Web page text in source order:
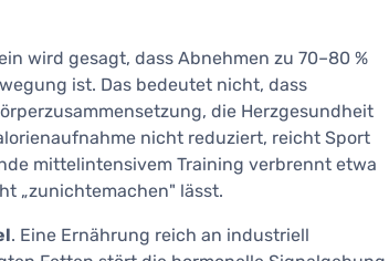
wird gesagt, dass Abnehmen zu 70–80 %
ist. Das bedeutet nicht, dass
die Herzgesundheit
nicht reduziert, reicht Sport
mittelintensivem Training verbrennt etwa
„zunichtemachen" lässt.
. Eine Ernährung reich an industriell